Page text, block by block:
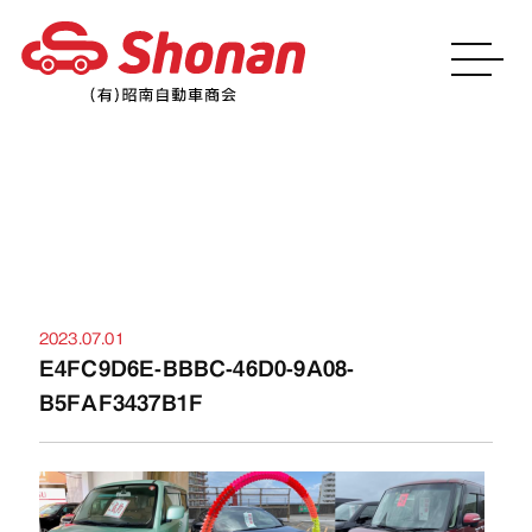
2023.07.01
E4FC9D6E-BBBC-46D0-9A08-
B5FAF3437B1F